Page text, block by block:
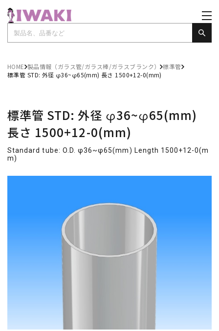
HOME 製品情報（ガラス管/ガラス棒/ガラスブランク） 標準管
標準管 STD: 外径 φ36~φ65(mm) 長さ 1500+12-0(mm)
標準管 STD: 外径 φ36~φ65(mm)
長さ 1500+12-0(mm)
Standard tube: O.D. φ36~φ65(mm) Length 1500+12-0(m
m)